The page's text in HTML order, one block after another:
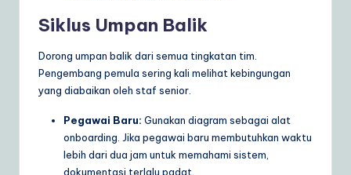
Siklus Umpan Balik
Dorong umpan balik dari semua tingkatan tim.
Pengembang pemula sering kali melihat kebingungan
yang diabaikan oleh staf senior.
Pegawai Baru: Gunakan diagram sebagai alat
onboarding. Jika pegawai baru membutuhkan waktu
lebih dari dua jam untuk memahami sistem,
dokumentasi terlalu padat.